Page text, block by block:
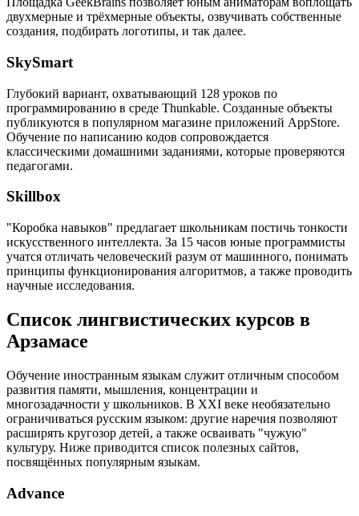
двухмерные и трёхмерные объекты, озвучивать собственные
создания, подбирать логотипы, и так далее.
SkySmart
Глубокий вариант, охватывающий 128 уроков по
программированию в среде Thunkable. Созданные объекты
публикуются в популярном магазине приложений AppStore.
Обучение по написанию кодов сопровождается
классическими домашними заданиями, которые проверяются
педагогами.
Skillbox
"Коробка навыков" предлагает школьникам постичь тонкости
искусственного интеллекта. За 15 часов юные программисты
учатся отличать человеческий разум от машинного, понимать
принципы функционирования алгоритмов, а также проводить
научные исследования.
Список лингвистических курсов в
Арзамасе
Обучение иностранным языкам служит отличным способом
развития памяти, мышления, концентрации и
многозадачности у школьников. В XXI веке необязательно
ограничиваться русским языком: другие наречия позволяют
расширять кругозор детей, а также осваивать "чужую"
культуру. Ниже приводится список полезных сайтов,
посвящённых популярным языкам.
Advance